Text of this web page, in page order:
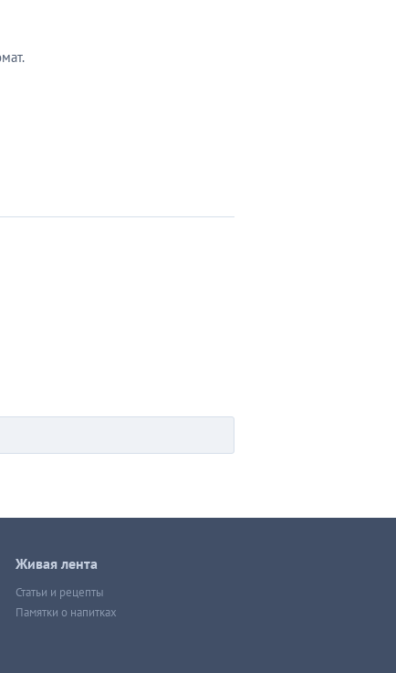
Живая лента
Статьи и рецепты
Памятки о напитках